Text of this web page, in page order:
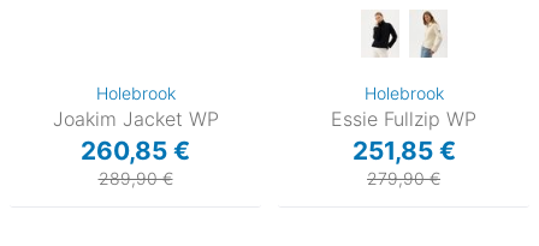
Holebrook
Joakim Jacket WP
260,85 €
289,90 €
Holebrook
Essie Fullzip WP
251,85 €
279,90 €